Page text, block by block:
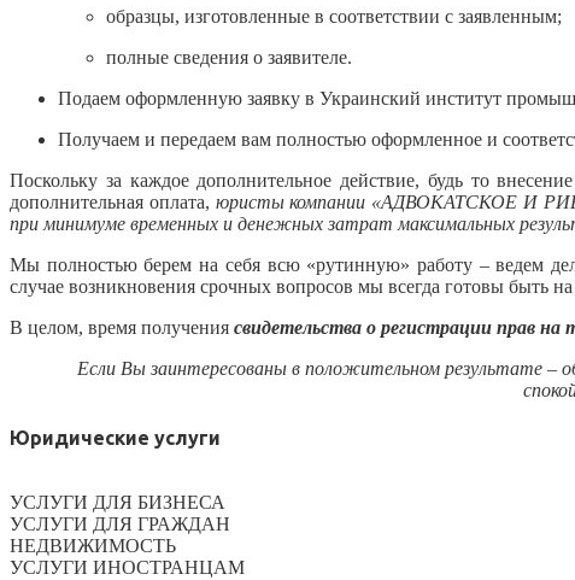
образцы, изготовленные в соответствии с заявленным;
полные сведения о заявителе.
Подаем оформленную заявку в Украинский институт
Получаем и передаем вам полностью оформленное и
Поскольку за каждое дополнительное действие, будь то
дополнительная оплата, юристы компании «АДВОКАТСКОЕ И
при минимуме временных и денежных затрат максимальных
Мы полностью берем на себя всю «рутинную» работу – ведем
случае возникновения срочных вопросов мы всегда готовы быть
В целом, время получения свидетельства о регистрации прав
Если Вы заинтересованы в положительном
Юридические услуги
УСЛУГИ ДЛЯ БИЗНЕСА
УСЛУГИ ДЛЯ ГРАЖДАН
НЕДВИЖИМОСТЬ
УСЛУГИ ИНОСТРАНЦАМ